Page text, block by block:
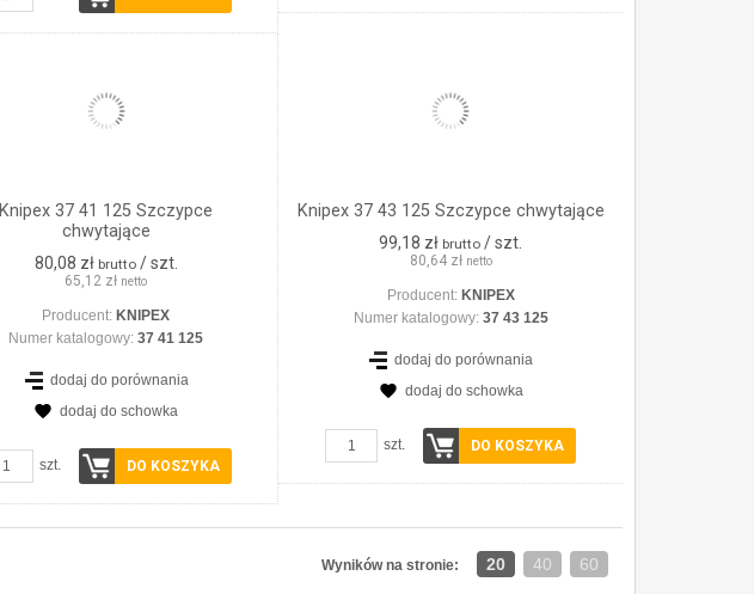
Knipex 37 41 125 Szczypce
chwytające
80,08 zł brutto / szt.
65,12 zł netto
Producent: KNIPEX
Numer katalogowy:37 41 125
dodaj do porównania
dodaj do schowka
szt. DO KOSZYKA
Knipex 37 43 125 Szczypce chwytające
99,18 zł brutto / szt.
80,64 zł netto
Producent: KNIPEX
Numer katalogowy: 37 43 125
dodaj do porównania
dodaj do schowka
szt. DO KOSZYKA
Wyników na stronie: 20 40 60